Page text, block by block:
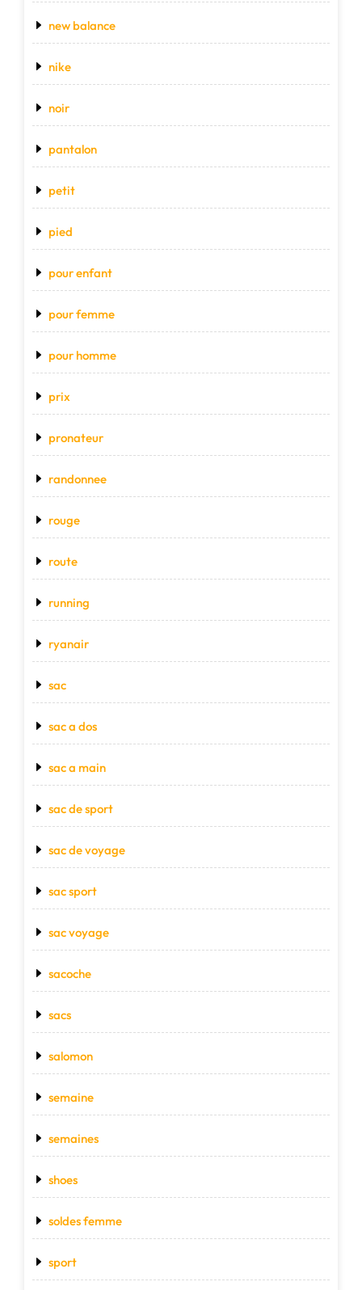
new balance
nike
noir
pantalon
petit
pied
pour enfant
pour femme
pour homme
prix
pronateur
randonnee
rouge
route
running
ryanair
sac
sac a dos
sac a main
sac de sport
sac de voyage
sac sport
sac voyage
sacoche
sacs
salomon
semaine
semaines
shoes
soldes femme
sport